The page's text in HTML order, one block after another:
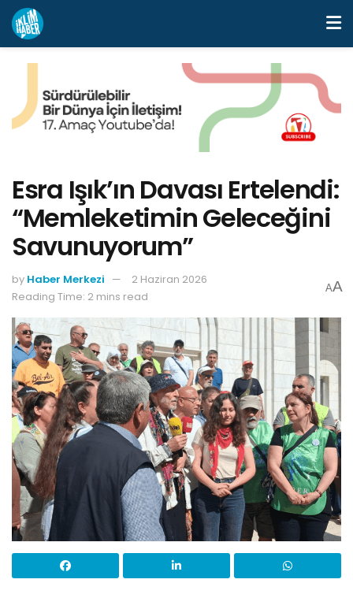
Esra Işık’ın Davası Ertelendi:
“Memleketimin Geleceğini
Savunuyorum”
by Haber Merkezi
2 Haziran 2026
Reading Time: 2 mins read
AA